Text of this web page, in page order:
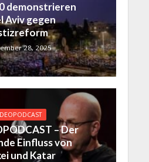
demonstrieren
Aviv gegen
28, 2025
– Der
Einfluss von
und Katar